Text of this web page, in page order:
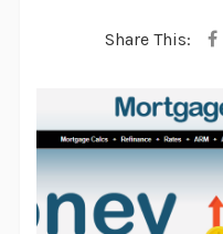
Share This: